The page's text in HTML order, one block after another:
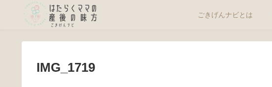
ごきげんナビとは
IMG_1719